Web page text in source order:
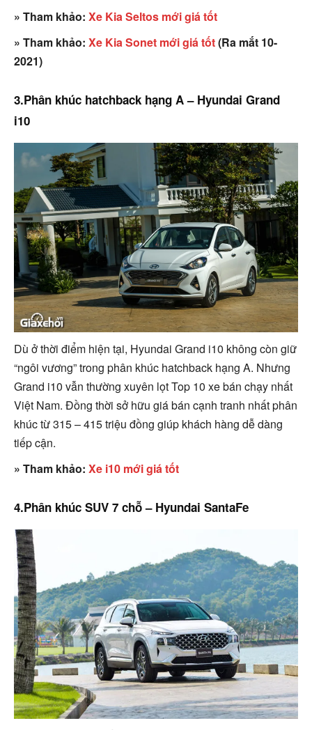
» Tham khảo: Xe Kia Seltos mới giá tốt
» Tham khảo: Xe Kia Sonet mới giá tốt(Ra mắt 10-
2021)
3.Phân khúc hatchback hạng A – Hyundai Grand
i10
Dù ở thời điểm hiện tại, Hyundai Grand i10 không còn giữ
“ngôi vương” trong phân khúc hatchback hạng A. Nhưng
Grand i10 vẫn thường xuyên lọt Top 10 xe bán chạy nhất
Việt Nam. Đồng thời sở hữu giá bán cạnh tranh nhất phân
khúc từ 315 – 415 triệu đồng giúp khách hàng dễ dàng
tiếp cận.
» Tham khảo: Xe i10 mới giá tốt
4.Phân khúc SUV 7 chỗ – Hyundai SantaFe